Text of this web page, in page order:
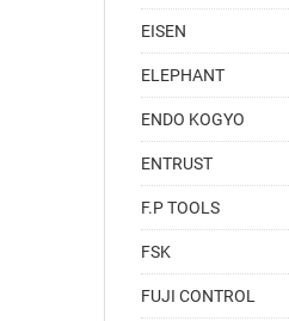
EISEN
ELEPHANT
ENDO KOGYO
ENTRUST
F.P TOOLS
FSK
FUJI CONTROL